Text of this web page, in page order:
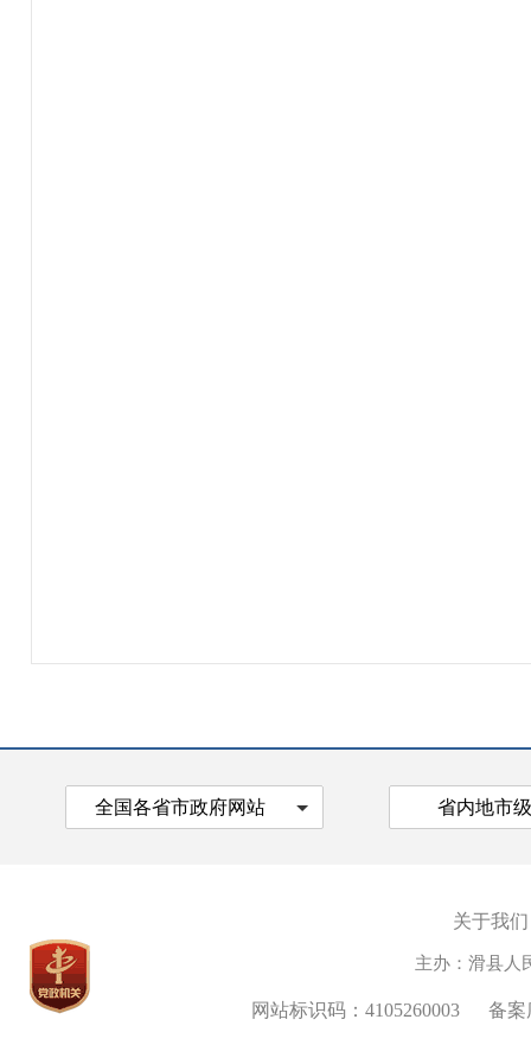
全国各省市政府网站 省内地市
关于我们
主办：滑县人
网站标识码：4105260003 备案